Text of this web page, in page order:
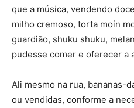
que a música, vendendo
milho cremoso, torta moín
guardião, shuku shuku,
pudesse comer e oferecer a
Ali mesmo na rua, bananas-
ou vendidas, conforme a